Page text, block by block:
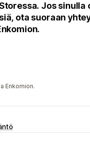
Jos sinulla
ota suoraan
Enkomion.